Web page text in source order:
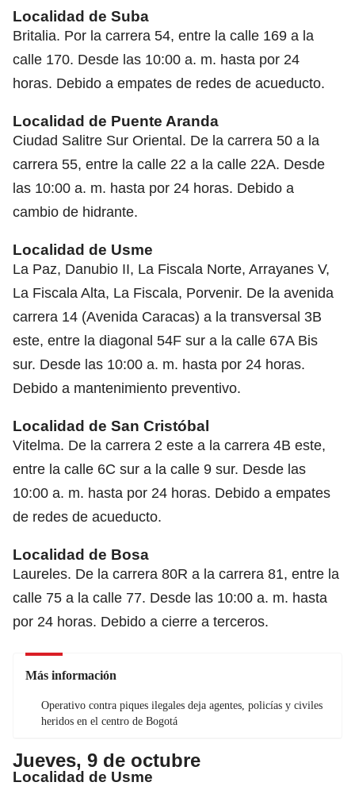
Localidad de Suba
Britalia. Por la carrera 54, entre la calle 169 a la
calle 170. Desde las 10:00 a. m. hasta por 24
horas. Debido a empates de redes de acueducto.
Localidad de Puente Aranda
Ciudad Salitre Sur Oriental. De la carrera 50 a la
carrera 55, entre la calle 22 a la calle 22A. Desde
las 10:00 a. m. hasta por 24 horas. Debido a
cambio de hidrante.
Localidad de Usme
La Paz, Danubio II, La Fiscala Norte, Arrayanes V,
La Fiscala Alta, La Fiscala, Porvenir. De la avenida
carrera 14 (Avenida Caracas) a la transversal 3B
este, entre la diagonal 54F sur a la calle 67A Bis
sur. Desde las 10:00 a. m. hasta por 24 horas.
Debido a mantenimiento preventivo.
Localidad de San Cristóbal
Vitelma. De la carrera 2 este a la carrera 4B este,
entre la calle 6C sur a la calle 9 sur. Desde las
10:00 a. m. hasta por 24 horas. Debido a empates
de redes de acueducto.
Localidad de Bosa
Laureles. De la carrera 80R a la carrera 81, entre la
calle 75 a la calle 77. Desde las 10:00 a. m. hasta
por 24 horas. Debido a cierre a terceros.
Más información
Operativo contra piques ilegales deja agentes, policías y civiles
heridos en el centro de Bogotá
Jueves, 9 de octubre
Localidad de Usme